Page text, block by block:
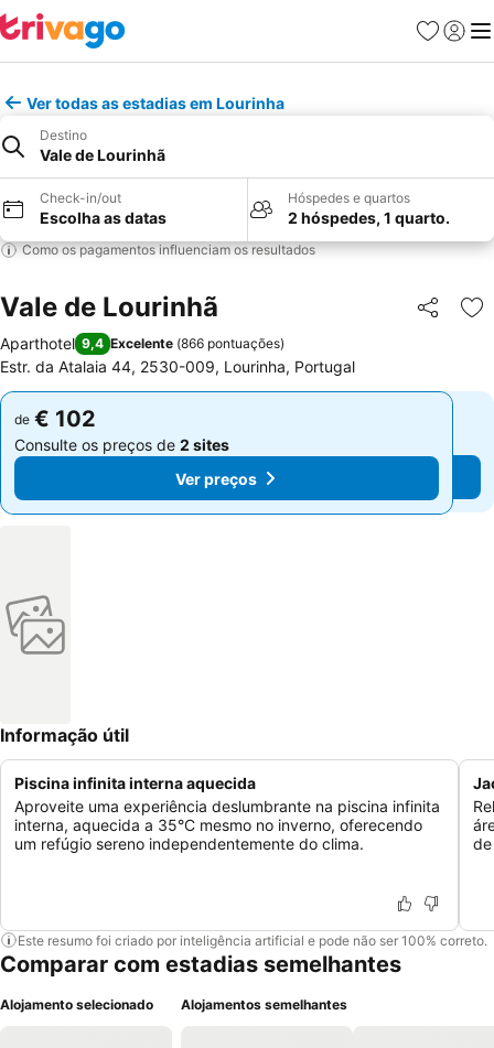
Favoritos
Iniciar
Ver todas as estadias em Lourinha
Destino
Vale de Lourinhã
Check-in/out
Escolha as datas
Hóspedes e quartos
2 hóspedes, 1 quarto.
Como os pagamentos influenciam os resultados
Vale de Lourinhã Partilhar
Aparthotel 9,4 Excelente (866 pontuações)
Estr. da Atalaia 44, 2530-009, Lourinha, Portugal
de € 102
Consulte os preços de 2 sites
Ver preços
de € 102
Consulte os preços de 2 sites
Ver preços
Informação útil
Piscina infinita interna aquecida
Aproveite uma experiência deslumbrante na piscina infinita
interna, aquecida a 35°C mesmo no inverno, oferecendo
um refúgio sereno independentemente do clima.
Este resumo foi criado por inteligência artificial e pode não ser 100% correto.
Comparar com estadias semelhantes
Alojamento selecionado Alojamentos semelhantes